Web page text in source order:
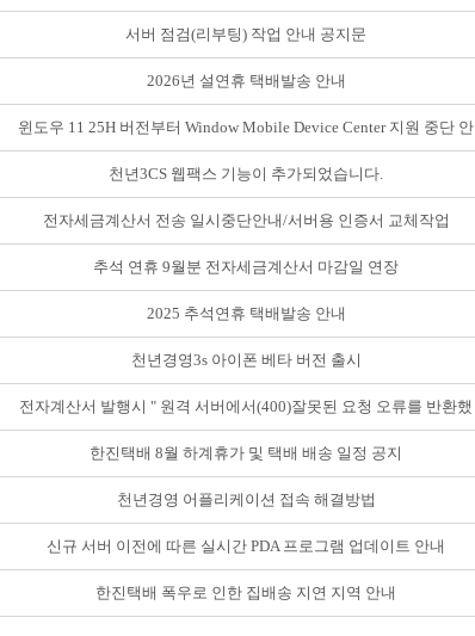
서버 점검(리부팅) 작업 안내 공지문
2026년 설연휴 택배발송 안내
윈도우 11 25H 버전부터 Window Mobile Device Center 지원 중단 안
내
천년3CS 웹팩스 기능이 추가되었습니다.
전자세금계산서 전송 일시중단안내/서버용 인증서 교체작업
추석 연휴 9월분 전자세금계산서 마감일 연장
2025 추석연휴 택배발송 안내
천년경영3s 아이폰 베타 버전 출시
전자계산서 발행시 " 원격 서버에서(400)잘못된 요청 오류를 반환했
습니다" 메세지
한진택배 8월 하계휴가 및 택배 배송 일정 공지
천년경영 어플리케이션 접속 해결방법
신규 서버 이전에 따른 실시간 PDA 프로그램 업데이트 안내
한진택배 폭우로 인한 집배송 지연 지역 안내